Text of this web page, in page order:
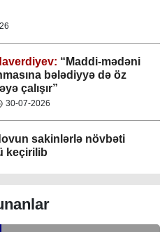
“Maddi-mədəni
bələdiyyə də öz
çalışır”
30-07-2026
sakinlərlə növbəti
keçirilib
və fövqəladə hallara operativ